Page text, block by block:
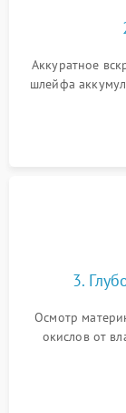
Аккуратное
шлейфа
3.
Осмотр
окислов от
дежурных